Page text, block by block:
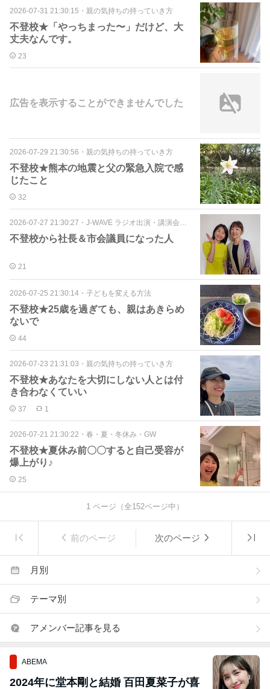
2026-07-31 21:30:15 ・ 親の気持ちの持っていき方
不登校★「やっちまった〜」だけど、大
丈夫なんです。
23
広告を表示することができませんでした
2026-07-29 21:30:56 ・ 親の気持ちの持っていき方
不登校★熊本の地震と父の緊急入院で感
じたこと
32
2026-07-27 21:30:27 ・ J-WAVE ラジオ出演・講演会・雑誌
不登校から社長＆市会議員になった人
21
2026-07-25 21:30:14 ・ 子どもを変える方法
不登校★25歳を過ぎても、親はあきらめ
ないで
44
2026-07-23 21:31:03 ・ 親の気持ちの持っていき方
不登校★あなたを大切にしない人とは付
き合わなくていい
37 1
2026-07-21 21:30:22 ・ 春・夏・冬休み・GW
不登校★夏休み前〇〇すると自己受容が
爆上がり♪
25
1 ページ（全152ページ中）
前のページ 次のページ
月別
テーマ別
アメンバー記事を見る
ABEMA
2024年に堂本剛と結婚 百田夏菜子が喜